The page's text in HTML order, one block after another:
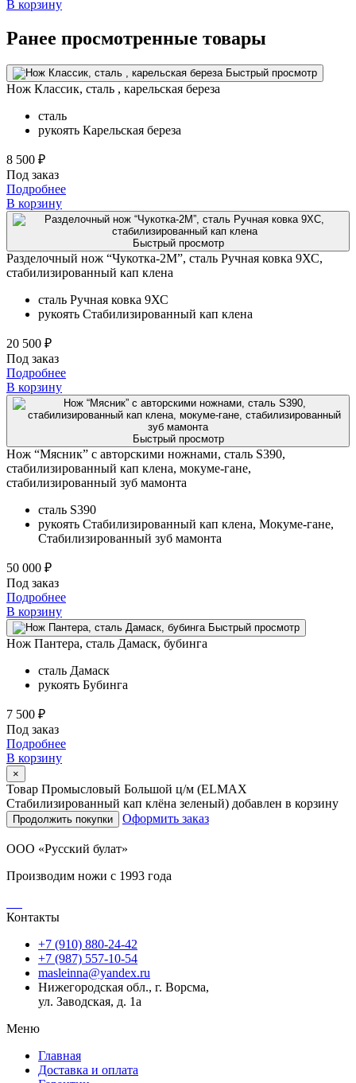
В корзину
Ранее просмотренные товары
Быстрый просмотр
Нож Классик, сталь , карельская береза
сталь
рукоять Карельская береза
8 500 ₽
Под заказ
Подробнее
В корзину
Быстрый просмотр
Разделочный нож “Чукотка-2М”, сталь Ручная ковка 9ХС,
стабилизированный кап клена
сталь Ручная ковка 9ХС
рукоять Стабилизированный кап клена
20 500 ₽
Под заказ
Подробнее
В корзину
Быстрый просмотр
Нож “Мясник” с авторскими ножнами, сталь S390,
стабилизированный кап клена, мокуме-гане,
стабилизированный зуб мамонта
сталь S390
рукоять Стабилизированный кап клена, Мокуме-гане,
Стабилизированный зуб мамонта
50 000 ₽
Под заказ
Подробнее
В корзину
Быстрый просмотр
Нож Пантера, сталь Дамаск, бубинга
сталь Дамаск
рукоять Бубинга
7 500 ₽
Под заказ
Подробнее
В корзину
×
Товар Промысловый Большой ц/м (ELMAX
Стабилизированный кап клёна зеленый) добавлен в корзину
Продолжить покупки Оформить заказ
ООО «Русский булат»
Производим ножи с 1993 года
Контакты
+7 (910) 880-24-42
+7 (987) 557-10-54
masleinna@yandex.ru
Нижегородская обл., г. Ворсма,
ул. Заводская, д. 1а
Меню
Главная
Доставка и оплата